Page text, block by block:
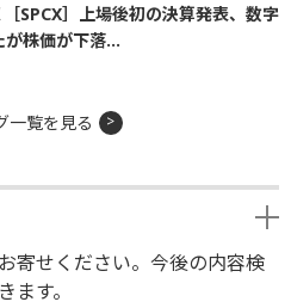
［SPCX］上場後初の決算発表、数字
が株価が下落...
一覧を見る
寄せください。今後の内容検
す。